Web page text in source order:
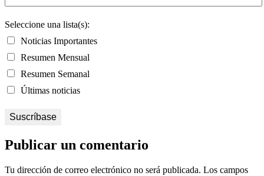
Seleccione una lista(s):
Noticias Importantes
Resumen Mensual
Resumen Semanal
Últimas noticias
Publicar un comentario
Tu dirección de correo electrónico no será publicada. Los campos